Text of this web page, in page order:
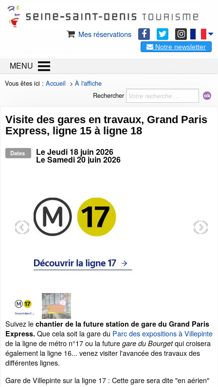
Mes réservations
Notre newsletter
MENU
Vous êtes ici : Accueil > À l'affiche
Rechercher
Visite des gares en travaux, Grand Paris
Express, ligne 15 à ligne 18
Dates LeJeudi 18 juin 2026
LeSamedi 20 juin 2026
Suivez le chantier de la future station de gare du Grand Paris
Express. Que cela soit la gare du Parc des expositionsà Villepinte
de la ligne de métro n°17 ou la future gare du Bourgetqui croisera
également la ligne 16... venez visiter l'avancée des travaux des
différentes lignes.
Gare de Villepinte sur la ligne 17 : Cette gare sera dite "en aérien"